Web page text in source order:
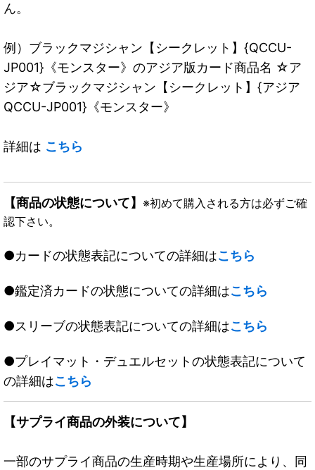
ん。
例）ブラックマジシャン【シークレット】{QCCU-
JP001}《モンスター》のアジア版カード商品名 ☆ア
ジア☆ブラックマジシャン【シークレット】{アジア
QCCU-JP001}《モンスター》
詳細は こちら
【商品の状態について】 ※初めて購入される方は必ずご確
認下さい。
●カードの状態表記についての詳細はこちら
●鑑定済カードの状態についての詳細はこちら
●スリーブの状態表記についての詳細はこちら
●プレイマット・デュエルセットの状態表記について
の詳細はこちら
【サプライ商品の外装について】
一部のサプライ商品の生産時期や生産場所により、同